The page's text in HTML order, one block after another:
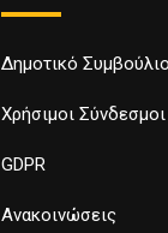
Δημοτικό
Χρήσιμοι Σύνδεσμοι
GDPR
Ανακοινώσεις